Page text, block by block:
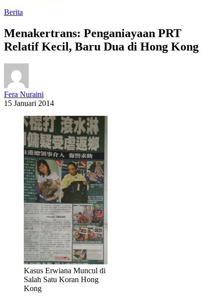
Berita
Menakertrans: Penganiayaan PRT
Relatif Kecil, Baru Dua di Hong Kong
Fera Nuraini
15 Januari 2014
Kasus Erwiana Muncul di
Salah Satu Koran Hong
Kong